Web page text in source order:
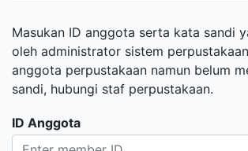
Masukan ID anggota serta kata sandi
oleh administrator sistem
anggota perpustakaan namun belum
sandi, hubungi staf perpustakaan.
ID Anggota